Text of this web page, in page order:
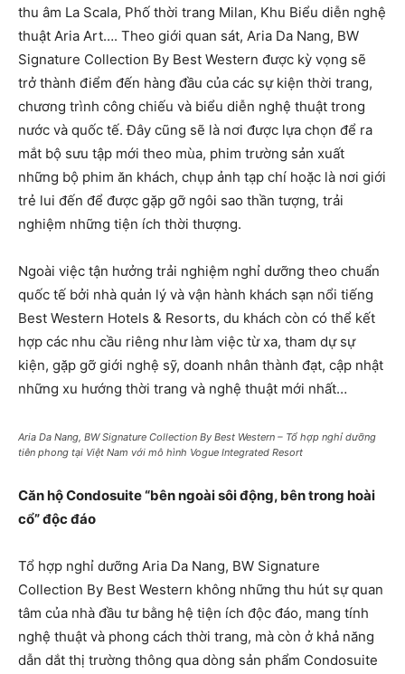
thu âm La Scala, Phố thời trang Milan, Khu Biểu diễn nghệ
thuật Aria Art…. Theo giới quan sát, Aria Da Nang, BW
Signature Collection By Best Western được kỳ vọng sẽ
trở thành điểm đến hàng đầu của các sự kiện thời trang,
chương trình công chiếu và biểu diễn nghệ thuật trong
nước và quốc tế. Đây cũng sẽ là nơi được lựa chọn để ra
mắt bộ sưu tập mới theo mùa, phim trường sản xuất
những bộ phim ăn khách, chụp ảnh tạp chí hoặc là nơi giới
trẻ lui đến để được gặp gỡ ngôi sao thần tượng, trải
nghiệm những tiện ích thời thượng.
Ngoài việc tận hưởng trải nghiệm nghỉ dưỡng theo chuẩn
quốc tế bởi nhà quản lý và vận hành khách sạn nổi tiếng
Best Western Hotels & Resorts, du khách còn có thể kết
hợp các nhu cầu riêng như làm việc từ xa, tham dự sự
kiện, gặp gỡ giới nghệ sỹ, doanh nhân thành đạt, cập nhật
những xu hướng thời trang và nghệ thuật mới nhất…
Aria Da Nang, BW Signature Collection By Best Western – Tổ hợp nghỉ dưỡng
tiên phong tại Việt Nam với mô hình Vogue Integrated Resort
Căn hộ Condosuite “bên ngoài sôi động, bên trong hoài
cổ” độc đáo
Tổ hợp nghỉ dưỡng Aria Da Nang, BW Signature
Collection By Best Western không những thu hút sự quan
tâm của nhà đầu tư bằng hệ tiện ích độc đáo, mang tính
nghệ thuật và phong cách thời trang, mà còn ở khả năng
dẫn dắt thị trường thông qua dòng sản phẩm Condosuite